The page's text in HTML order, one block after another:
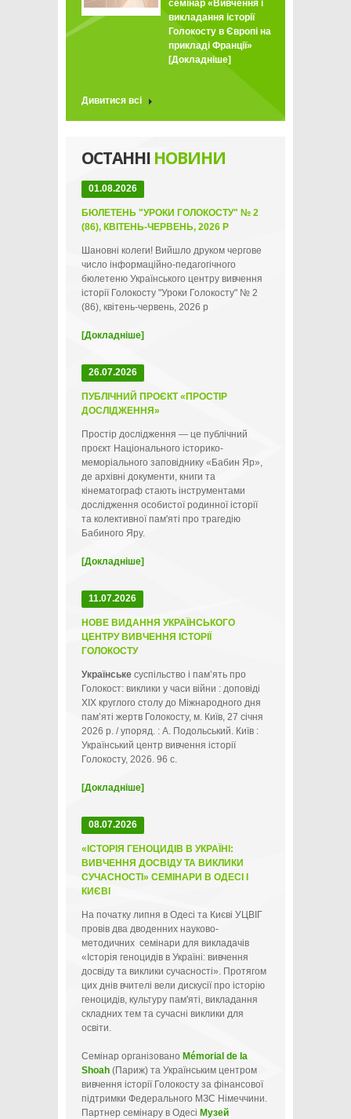
семінар «Вивчення і
викладання історії
Голокосту в Європі на
прикладі Франції»
[Докладніше]
Дивитися всі
ОСТАННІ НОВИНИ
01.08.2026
БЮЛЕТЕНЬ "УРОКИ ГОЛОКОСТУ" № 2
(86), КВІТЕНЬ-ЧЕРВЕНЬ, 2026 Р
Шановні колеги! Вийшло друком чергове
число інформаційно-педагогічного
бюлетеню Українського центру вивчення
історії Голокосту "Уроки Голокосту" № 2
(86), квітень-червень, 2026 р
[Докладніше]
26.07.2026
ПУБЛІЧНИЙ ПРОЄКТ «ПРОСТІР
ДОСЛІДЖЕННЯ»
Простір дослідження — це публічний
проєкт Національного історико-
меморіального заповіднику «Бабин Яр»,
де архівні документи, книги та
кінематограф стають інструментами
дослідження особистої родинної історії
та колективної пам'яті про трагедію
Бабиного Яру.
[Докладніше]
11.07.2026
НОВЕ ВИДАННЯ УКРАЇНСЬКОГО
ЦЕНТРУ ВИВЧЕННЯ ІСТОРІЇ
ГОЛОКОСТУ
Українське суспільство і пам’ять про
Голокост: виклики у часи війни : доповіді
ХІХ круглого столу до Міжнародного дня
пам’яті жертв Голокосту, м. Київ, 27 січня
2026 р. / упоряд. : А. Подольський. Київ :
Український центр вивчення історії
Голокосту, 2026. 96 с.
[Докладніше]
08.07.2026
«ІСТОРІЯ ГЕНОЦИДІВ В УКРАЇНІ:
ВИВЧЕННЯ ДОСВІДУ ТА ВИКЛИКИ
СУЧАСНОСТІ» СЕМІНАРИ В ОДЕСІ І
КИЄВІ
На початку липня в Одесі та Києві УЦВІГ
провів два дводенних науково-
методичних семінари для викладачів
«Історія геноцидів в Україні: вивчення
досвіду та виклики сучасності». Протягом
цих днів вчителі вели дискусії про історію
геноцидів, культуру пам'яті, викладання
складних тем та сучасні виклики для
освіти.
Семінар організовано Mémorial de la
Shoah (Париж) та Українським центром
вивчення історії Голокосту за фінансової
підтримки Федерального МЗС Німеччини.
Партнер семінару в Одесі Музей